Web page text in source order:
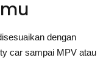
dengan
car sampai MPV atau